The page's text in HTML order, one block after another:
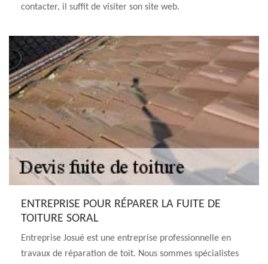
contacter, il suffit de visiter son site web.
ENTREPRISE POUR RÉPARER LA FUITE DE
TOITURE SORAL
Entreprise Josué est une entreprise professionnelle en
travaux de réparation de toit. Nous sommes spécialistes